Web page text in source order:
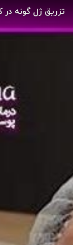
تزریق ژل گونه در